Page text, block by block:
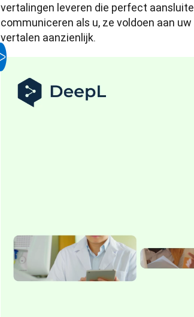
vertalingen leveren die perfect
communiceren als u, ze voldoen aan
vertalen aanzienlijk.